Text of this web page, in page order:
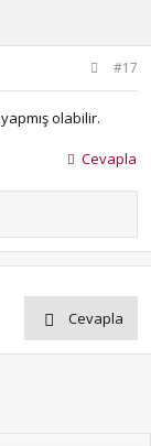
#17
olabilir.
Cevapla
Cevapla